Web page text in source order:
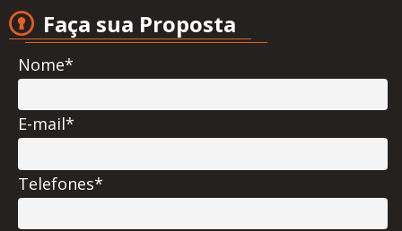
Faça sua Proposta
Nome*
E-mail*
Telefones*